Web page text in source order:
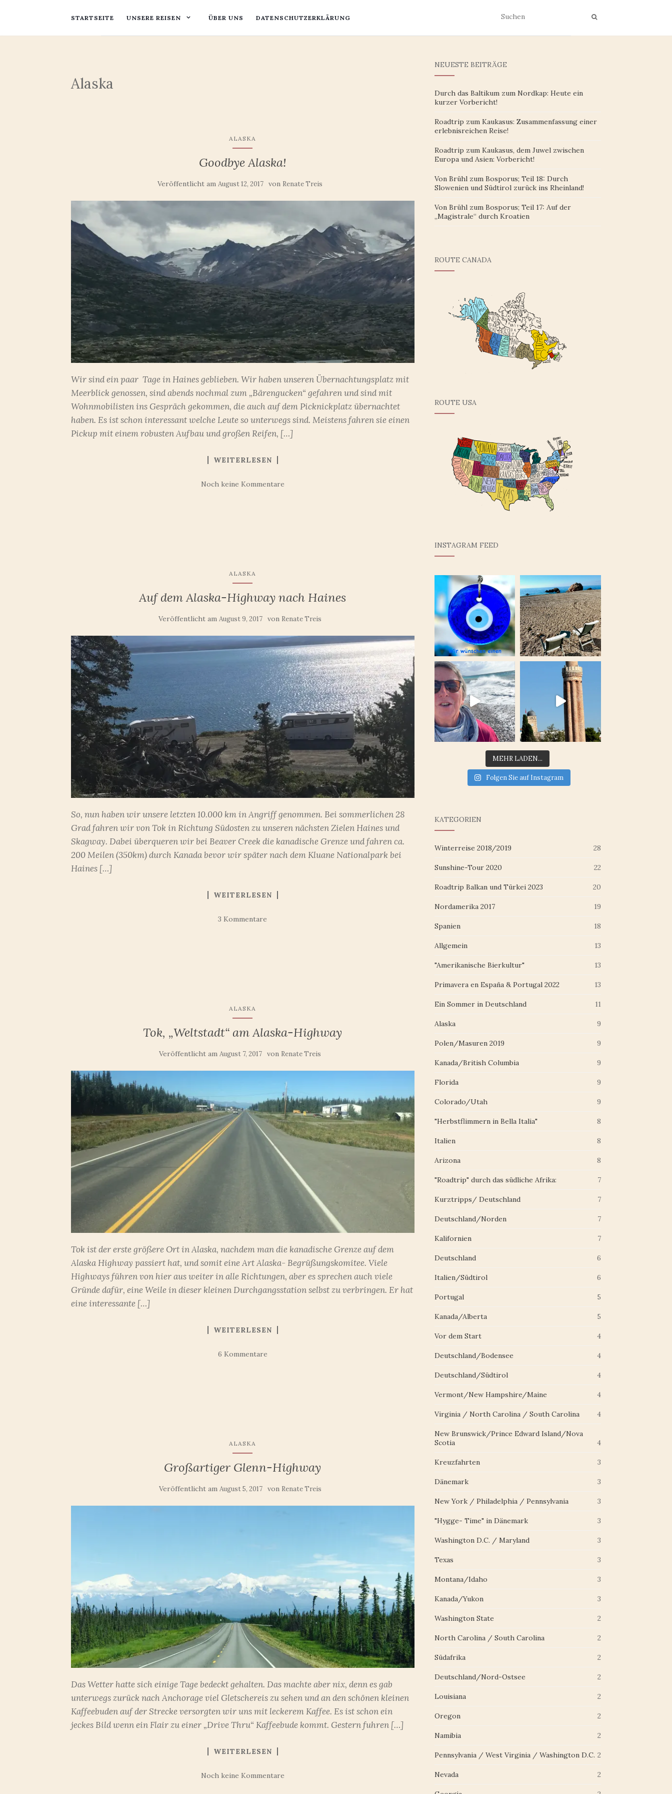
STARTSEITE UNSERE REISEN ÜBER UNS DATENSCHUTZERKLÄRUNG
Alaska
ALASKA
Goodbye Alaska!
Veröffentlicht amAugust 12, 2017 von Renate Treis
Wir sind ein paar Tage in Haines geblieben. Wir haben unseren Übernachtungsplatz mit
Meerblick genossen, sind abends nochmal zum „Bärengucken“ gefahren und sind mit
Wohnmobilisten ins Gespräch gekommen, die auch auf dem Picknickplatz übernachtet
haben. Es ist schon interessant welche Leute so unterwegs sind. Meistens fahren sie einen
Pickup mit einem robusten Aufbau und großen Reifen, […]
WEITERLESEN
Noch keine Kommentare
ALASKA
Auf dem Alaska-Highway nach Haines
Veröffentlicht amAugust 9, 2017 von Renate Treis
So, nun haben wir unsere letzten 10.000 km in Angriff genommen. Bei sommerlichen 28
Grad fahren wir von Tok in Richtung Südosten zu unseren nächsten Zielen Haines und
Skagway. Dabei überqueren wir bei Beaver Creek die kanadische Grenze und fahren ca.
200 Meilen (350km) durch Kanada bevor wir später nach dem Kluane Nationalpark bei
Haines […]
WEITERLESEN
3 Kommentare
ALASKA
Tok, „Weltstadt“ am Alaska-Highway
Veröffentlicht amAugust 7, 2017 von Renate Treis
Tok ist der erste größere Ort in Alaska, nachdem man die kanadische Grenze auf dem
Alaska Highway passiert hat, und somit eine Art Alaska- Begrüßungskomitee. Viele
Highways führen von hier aus weiter in alle Richtungen, aber es sprechen auch viele
Gründe dafür, eine Weile in dieser kleinen Durchgangsstation selbst zu verbringen. Er hat
eine interessante […]
WEITERLESEN
6 Kommentare
ALASKA
Großartiger Glenn-Highway
Veröffentlicht am August 5, 2017 von Renate Treis
Das Wetter hatte sich einige Tage bedeckt gehalten. Das machte aber nix, denn es gab
unterwegs zurück nach Anchorage viel Gletschereis zu sehen und an den schönen kleinen
Kaffeebuden auf der Strecke versorgten wir uns mit leckerem Kaffee. Es ist schon ein
jeckes Bild wenn ein Flair zu einer „Drive Thru“ Kaffeebude kommt. Gestern fuhren […]
WEITERLESEN
Noch keine Kommentare
NEUESTE BEITRÄGE
Durch das Baltikum zum Nordkap: Heute ein
kurzer Vorbericht!
Roadtrip zum Kaukasus: Zusammenfassung einer
erlebnisreichen Reise!
Roadtrip zum Kaukasus, dem Juwel zwischen
Europa und Asien: Vorbericht!
Von Brühl zum Bosporus; Teil 18: Durch
Slowenien und Südtirol zurück ins Rheinland!
Von Brühl zum Bosporus; Teil 17: Auf der
„Magistrale“ durch Kroatien
ROUTE CANADA
ROUTE USA
INSTAGRAM FEED
MEHR LADEN...
Folgen Sie auf Instagram
KATEGORIEN
Winterreise 2018/2019 28
Sunshine-Tour 2020 22
Roadtrip Balkan und Türkei 2023 20
Nordamerika 2017 19
Spanien 18
Allgemein 13
"Amerikanische Bierkultur" 13
Primavera en España & Portugal 2022 13
Ein Sommer in Deutschland 11
Alaska 9
Polen/Masuren 2019 9
Kanada/British Columbia 9
Florida 9
Colorado/Utah 9
"Herbstflimmern in Bella Italia" 8
Italien 8
Arizona 8
"Roadtrip" durch das südliche Afrika: 7
Kurztripps/ Deutschland 7
Deutschland/Norden 7
Kalifornien 7
Deutschland 6
Italien/Südtirol 6
Portugal 5
Kanada/Alberta 5
Vor dem Start 4
Deutschland/Bodensee 4
Deutschland/Südtirol 4
Vermont/New Hampshire/Maine 4
Virginia / North Carolina / South Carolina 4
New Brunswick/Prince Edward Island/Nova
Scotia
4
Kreuzfahrten 3
Dänemark 3
New York / Philadelphia / Pennsylvania 3
"Hygge- Time" in Dänemark 3
Washington D.C. / Maryland 3
Texas 3
Montana/Idaho 3
Kanada/Yukon 3
Washington State 2
North Carolina / South Carolina 2
Südafrika 2
Deutschland/Nord-Ostsee 2
Louisiana 2
Oregon 2
Namibia 2
Pennsylvania / West Virginia / Washington D.C. 2
Nevada 2